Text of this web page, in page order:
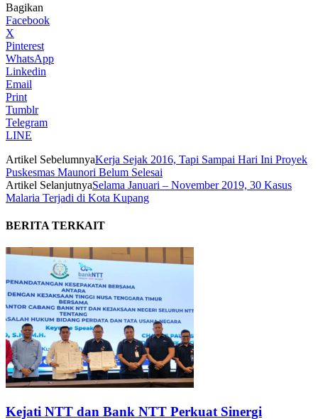
Bagikan
Facebook
X
Pinterest
WhatsApp
Linkedin
Email
Print
Tumblr
Telegram
LINE
Artikel SebelumnyaKerja Sejak 2016, Tapi Sampai Hari Ini Proyek
Puskesmas Maunori Belum Selesai
Artikel SelanjutnyaSelama Januari – November 2019, 30 Kasus
Malaria Terjadi di Kota Kupang
BERITA TERKAIT
Kejati NTT dan Bank NTT Perkuat Sinergi